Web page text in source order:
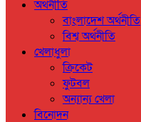
অর্থনীতি
বাংলাদেশ অর্থনীতি
বিশ্ব অর্থনীতি
খেলাধুলা
ক্রিকেট
ফুটবল
অন্যান্য খেলা
বিনোদন